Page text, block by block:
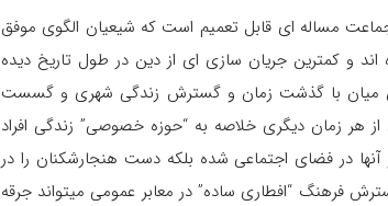
مساله ای قابل تعمیم است که شیعیان الگوی موفق
و کمترین جریان سازی ای از دین در طول تاریخ دیده
میان با گذشت زمان و گسترش زندگی شهری و گسست
هر زمان دیگری خلاصه به “حوزه خصوصی” زندگی افراد
در فضای اجتماعی شده بلکه دست هنجارشکنان را در
فرهنگ “افطاری ساده” در معابر عمومی میتواند جرقه